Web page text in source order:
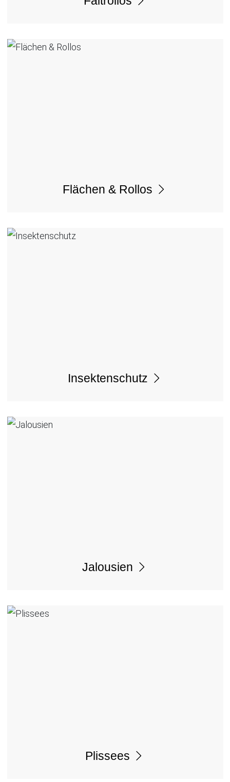
Flächen & Rollos
Insektenschutz
Jalousien
Plissees